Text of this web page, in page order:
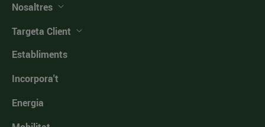
Nosaltres
Targeta Client
Establiments
Incorpora't
Energia